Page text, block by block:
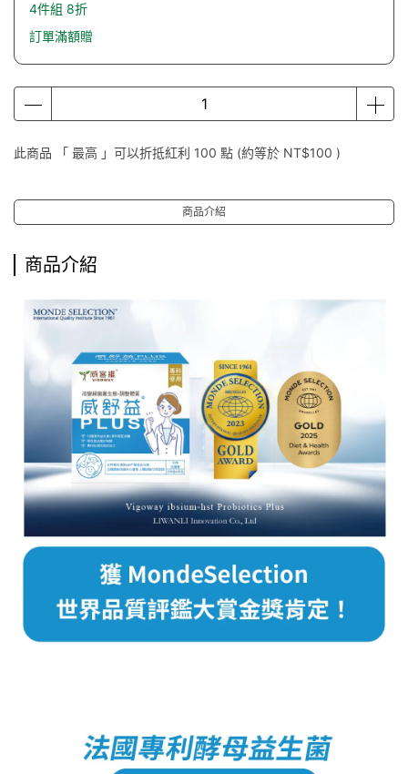
4件組 8折
訂單滿額贈
此商品 「 最高 」可以折抵紅利 100 點 (約等於 NT$100 )
商品介紹
商品介紹